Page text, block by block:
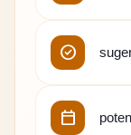
check_circle
calendar_today